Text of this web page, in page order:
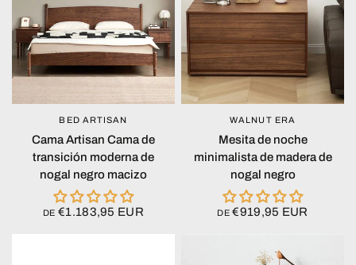
VISTA RÁPIDA
BED ARTISAN
Cama Artisan Cama de
transición moderna de
nogal negro macizo
DE €1.183,95 EUR
VISTA RÁPIDA
WALNUT ERA
Mesita de noche
minimalista de madera de
nogal negro
DE €919,95 EUR